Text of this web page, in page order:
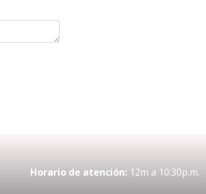
Horario de atención: 12m a 10:30p.m.